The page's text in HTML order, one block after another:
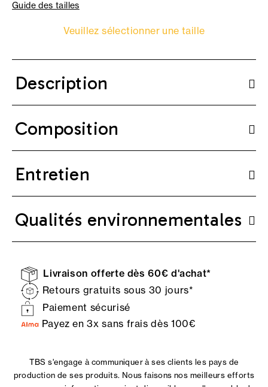
Guide des tailles
Veuillez sélectionner une taille
Description
Composition
Entretien
Qualités environnementales
Livraison offerte dès 60€ d'achat*
Retours gratuits sous 30 jours*
Paiement sécurisé
Payez en 3x sans frais dès 100€
TBS s'engage à communiquer à ses clients les pays de
production de ses produits. Nous faisons nos meilleurs efforts